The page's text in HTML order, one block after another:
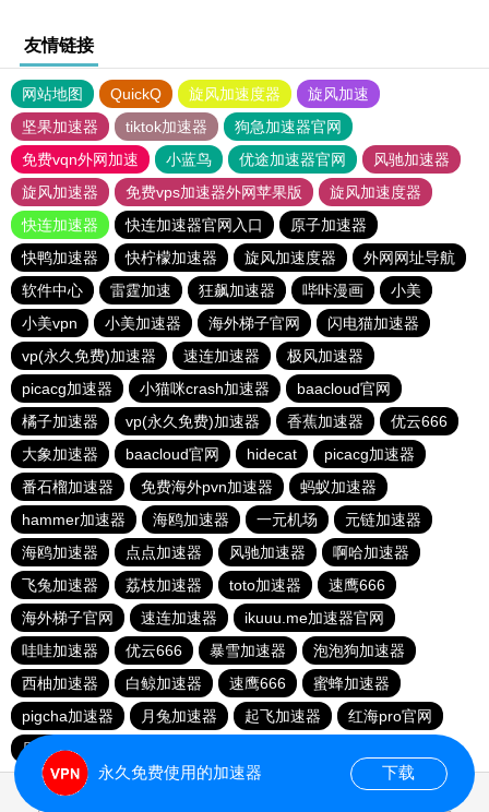
友情链接
网站地图 QuickQ 旋风加速度器
旋风加速
坚果加速器
tiktok加速器
狗急加速器官网
免费vqn外网加速
小蓝鸟 优途加速器官网
风驰加速器
旋风加速器
免费vps加速器外网苹果版
旋风加速度器
快连加速器
快连加速器官网入口
原子加速器
快鸭加速器
快柠檬加速器 旋风加速度器
外网网址导航
软件中心
雷霆加速 狂飙加速器 哔咔漫画
小美
小美vpn
小美加速器 海外梯子官网
闪电猫加速器
vp(永久免费)加速器
速连加速器
极风加速器
picacg加速器
小猫咪crash加速器
baacloud官网
橘子加速器
vp(永久免费)加速器 香蕉加速器
优云666
大象加速器
baacloud官网 hidecat
picacg加速器
番石榴加速器
免费海外pvn加速器
蚂蚁加速器
hammer加速器
海鸥加速器 一元机场
元链加速器
海鸥加速器
点点加速器 风驰加速器
啊哈加速器
飞兔加速器
荔枝加速器 toto加速器
速鹰666
海外梯子官网
速连加速器
ikuuu.me加速器官网
哇哇加速器
优云666 暴雪加速器
泡泡狗加速器
西柚加速器
白鲸加速器 速鹰666
蜜蜂加速器
pigcha加速器
月兔加速器 起飞加速器
红海pro官网
原子加速器
永久免费使用的加速器 下载